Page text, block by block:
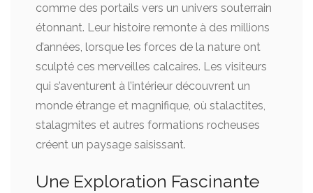
comme des portails vers un univers souterrain
étonnant. Leur histoire remonte à des millions
d’années, lorsque les forces de la nature ont
sculpté ces merveilles calcaires. Les visiteurs
qui s’aventurent à l’intérieur découvrent un
monde étrange et magnifique, où stalactites,
stalagmites et autres formations rocheuses
créent un paysage saisissant.
Une Exploration Fascinante